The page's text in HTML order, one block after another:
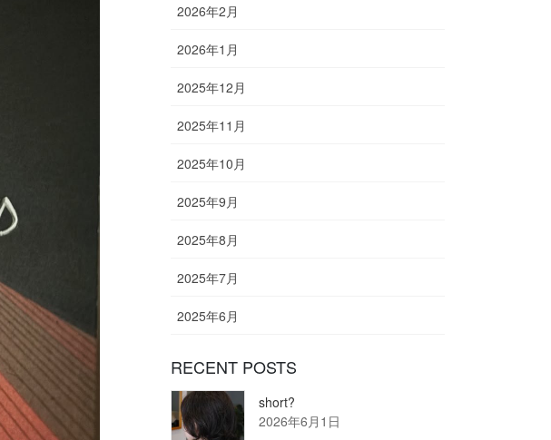
2026年2月
2026年1月
2025年12月
2025年11月
2025年10月
2025年9月
2025年8月
2025年7月
2025年6月
RECENT POSTS
short?
2026年6月1日